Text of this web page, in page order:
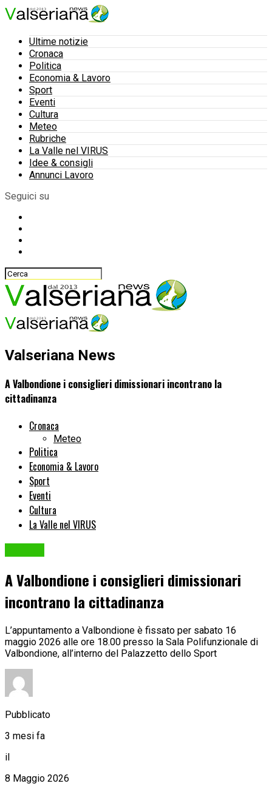
Ultime notizie
Cronaca
Politica
Economia & Lavoro
Sport
Eventi
Cultura
Meteo
Rubriche
La Valle nel VIRUS
Idee & consigli
Annunci Lavoro
Seguici su
Valseriana News
A Valbondione i consiglieri dimissionari incontrano la
cittadinanza
Cronaca
Meteo
Politica
Economia & Lavoro
Sport
Eventi
Cultura
La Valle nel VIRUS
A Valbondione i consiglieri dimissionari
incontrano la cittadinanza
L’appuntamento a Valbondione è fissato per sabato 16
maggio 2026 alle ore 18.00 presso la Sala Polifunzionale di
Valbondione, all’interno del Palazzetto dello Sport
Pubblicato
3 mesi fa
il
8 Maggio 2026